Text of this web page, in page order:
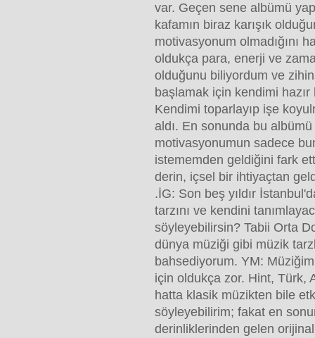
var. Geçen sene albümü
kafamın biraz karışık
motivasyonum olmadığını
oldukça para, enerji ve
olduğunu biliyordum ve
başlamak için kendimi
Kendimi toparlayıp işe
aldı. En sonunda bu
motivasyonumun sadece
istememden geldiğini fark
derin, içsel bir ihtiyaçtan
.İG: Son beş yıldır
tarzını ve kendini
söyleyebilirsin? Tabii Orta
dünya müziği gibi müzik
bahsediyorum. YM:
için oldukça zor. Hint, Türk,
hatta klasik müzikten bile
söyleyebilirim; fakat en
derinliklerinden gelen